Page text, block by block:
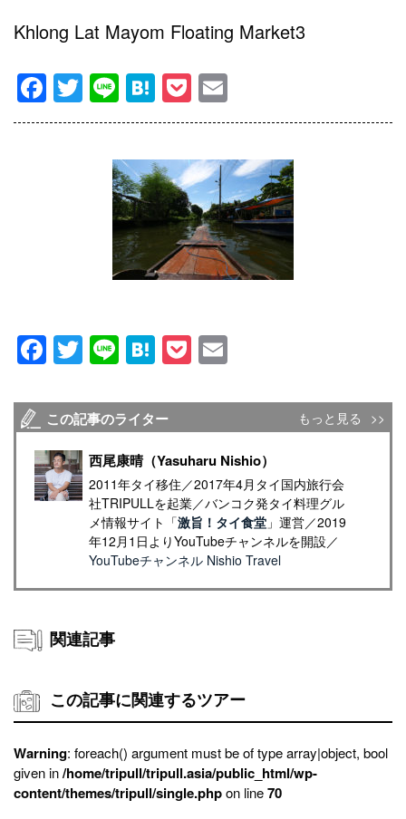
Khlong Lat Mayom Floating Market3
Facebook
Twitter
LineHatenaPocket
Facebook
Twitter
LineHatenaPocket
この記事のライター もっと見る
西尾康晴（Yasuharu Nishio）
2011年タイ移住／2017年4月タイ国内旅行会
社TRIPULLを起業／バンコク発タイ料理グル
メ情報サイト「激旨！タイ食堂」運営／2019
年12月1日よりYouTubeチャンネルを開設／
YouTubeチャンネル Nishio Travel
関連記事
この記事に関連するツアー
Warning: foreach() argument must be of type array|object, bool
given in/home/tripull/tripull.asia/public_html/wp-
content/themes/tripull/single.phpon line70